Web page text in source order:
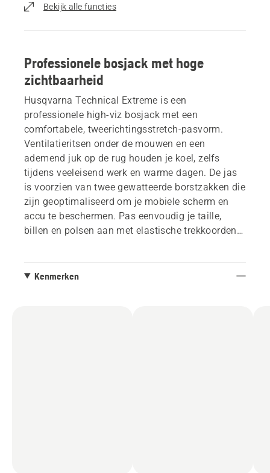
Bekijk alle functies
Professionele bosjack met hoge
zichtbaarheid
Husqvarna Technical Extreme is een
professionele high-viz bosjack met een
comfortabele, tweerichtingsstretch-pasvorm.
Ventilatieritsen onder de mouwen en een
ademend juk op de rug houden je koel, zelfs
tijdens veeleisend werk en warme dagen. De jas
is voorzien van twee gewatteerde borstzakken die
zijn geoptimaliseerd om je mobiele scherm en
accu te beschermen. Pas eenvoudig je taille,
billen en polsen aan met elastische trekkoorden
Kenmerken